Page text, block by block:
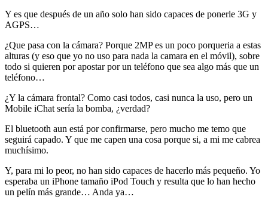
Y es que después de un año solo han sido capaces de ponerle 3G y
AGPS…
¿Que pasa con la cámara? Porque 2MP es un poco porqueria a estas
alturas (y eso que yo no uso para nada la camara en el móvil), sobre
todo si quieren por apostar por un teléfono que sea algo más que un
teléfono…
¿Y la cámara frontal? Como casi todos, casi nunca la uso, pero un
Mobile iChat sería la bomba, ¿verdad?
El bluetooth aun está por confirmarse, pero mucho me temo que
seguirá capado. Y que me capen una cosa porque si, a mi me cabrea
muchísimo.
Y, para mi lo peor, no han sido capaces de hacerlo más pequeño. Yo
esperaba un iPhone tamaño iPod Touch y resulta que lo han hecho
un pelín más grande… Anda ya…